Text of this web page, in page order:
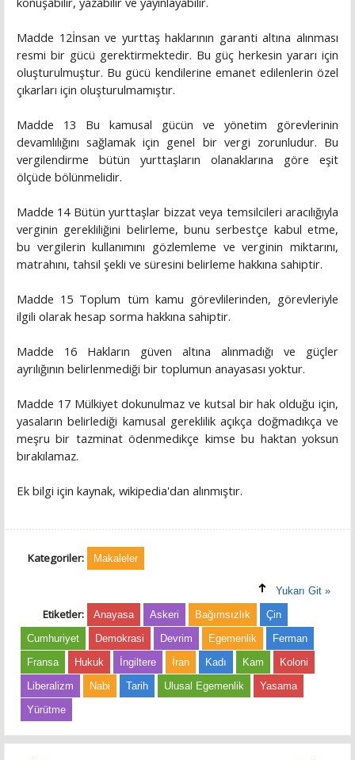
Madde 12İnsan ve yurttaş haklarının garanti altına alınması
resmi bir gücü gerektirmektedir. Bu güç herkesin yararı için
oluşturulmuştur. Bu gücü kendilerine emanet edilenlerin özel
çıkarları için oluşturulmamıştır.
Madde 13 Bu kamusal gücün ve yönetim görevlerinin
devamlılığını sağlamak için genel bir vergi zorunludur. Bu
vergilendirme bütün yurttaşların olanaklarına göre eşit
ölçüde bölünmelidir.
Madde 14 Bütün yurttaşlar bizzat veya temsilcileri aracılığıyla
verginin gerekliliğini belirleme, bunu serbestçe kabul etme,
bu vergilerin kullanımını gözlemleme ve verginin miktarını,
matrahını, tahsil şekli ve süresini belirleme hakkına sahiptir.
Madde 15 Toplum tüm kamu görevlilerinden, görevleriyle
ilgili olarak hesap sorma hakkına sahiptir.
Madde 16 Hakların güven altına alınmadığı ve güçler
ayrılığının belirlenmediği bir toplumun anayasası yoktur.
Madde 17 Mülkiyet dokunulmaz ve kutsal bir hak olduğu için,
yasaların belirlediği kamusal gereklilik açıkça doğmadıkça ve
meşru bir tazminat ödenmedikçe kimse bu haktan yoksun
bırakılamaz.
Ek bilgi için kaynak, wikipedia'dan alınmıştır.
Kategoriler: Makaleler
Yukarı Git »
Etiketler: Anayasa Askeri Bağımsızlık
Çin
Cumhuriyet
Demokrasi Devrim Egemenlik
Ferman
Fransa
Hukuk İngiltere İran Kadı Kam
Koloni
Liberalizm
Nabi Tarih Ulusal Egemenlik
Yasama
Yürütme